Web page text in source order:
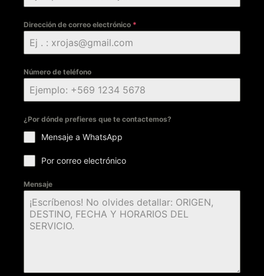
Dirección de correo electrónico *
Número de teléfono
¿Por dónde prefieres que te contactemos?
Mensaje a WhatsApp
Por correo electrónico
Mensaje